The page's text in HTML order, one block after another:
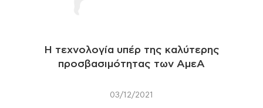
Η τεχνολογία υπέρ της καλύτερης
προσβασιμότητας των ΑμεΑ
03/12/2021